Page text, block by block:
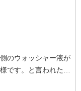
のウォッシャー液が
です。と言われた…